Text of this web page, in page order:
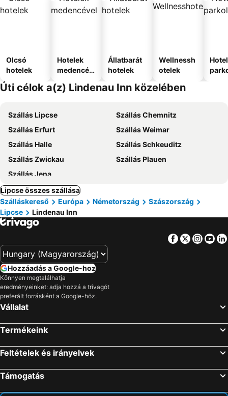
Olcsó
hotelek
Hotelek
medencév
Állatbarát
hotelek
Wellnessh
otelek
Úti célok a(z) Lindenau Inn közelében
Szállás Lipcse
Szállás Chemnitz
Szállás Erfurt
Szállás Weimar
Szállás Halle
Szállás Schkeuditz
Szállás Zwickau
Szállás Plauen
Szállás Jena
Lipcse összes szállása
Szálláskereső
Európa Németország
Szászország
Lipcse
Lindenau Inn
Facebook
Twitter
Hozzáadás a Google-hoz
Könnyen megtalálhatja
eredményeinket: adja hozzá a trivagót
preferált forrásként a Google-höz.
Vállalat
Termékeink
Feltételek és irányelvek
Támogatás